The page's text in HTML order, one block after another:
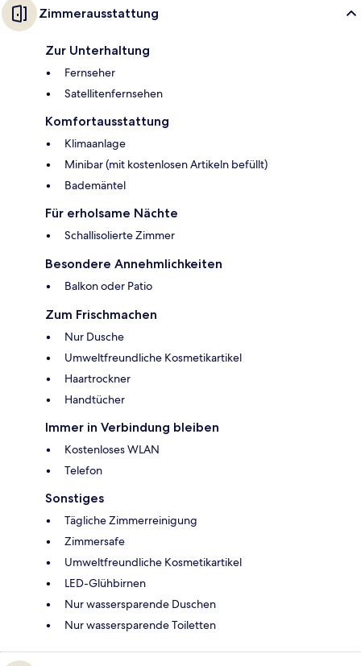
Zimmerausstattung
Zur Unterhaltung
Fernseher
Satellitenfernsehen
Komfortausstattung
Klimaanlage
Minibar (mit kostenlosen Artikeln befüllt)
Bademäntel
Für erholsame Nächte
Schallisolierte Zimmer
Besondere Annehmlichkeiten
Balkon oder Patio
Zum Frischmachen
Nur Dusche
Umweltfreundliche Kosmetikartikel
Haartrockner
Handtücher
Immer in Verbindung bleiben
Kostenloses WLAN
Telefon
Sonstiges
Tägliche Zimmerreinigung
Zimmersafe
Umweltfreundliche Kosmetikartikel
LED-Glühbirnen
Nur wassersparende Duschen
Nur wassersparende Toiletten